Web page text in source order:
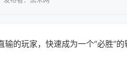
的玩家，快速成为一个“必胜”